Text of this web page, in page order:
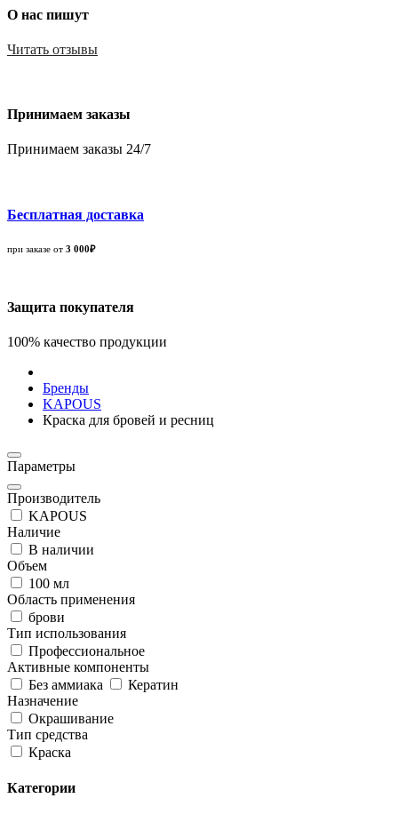
О нас пишут
Читать отзывы
Принимаем заказы
Принимаем заказы 24/7
Бесплатная доставка
при заказе от 3 000₽
Защита покупателя
100% качество продукции
Бренды
KAPOUS
Краска для бровей и ресниц
Параметры
Производитель
KAPOUS
Наличие
В наличии
Объем
100 мл
Область применения
брови
Тип использования
Профессиональное
Активные компоненты
Без аммиака
Кератин
Назначение
Окрашивание
Тип средства
Краска
Категории